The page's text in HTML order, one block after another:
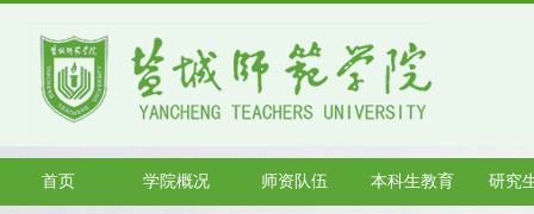
首页 学院概况 师资队伍 本科生教育 研究